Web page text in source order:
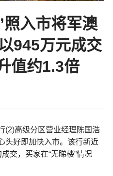
照入市将军澳
945万元成交
值约1.3倍
(2)高级分区营业经理陈国浩
头好即加快入市。该行新近
交，买家在“无睇楼”情况